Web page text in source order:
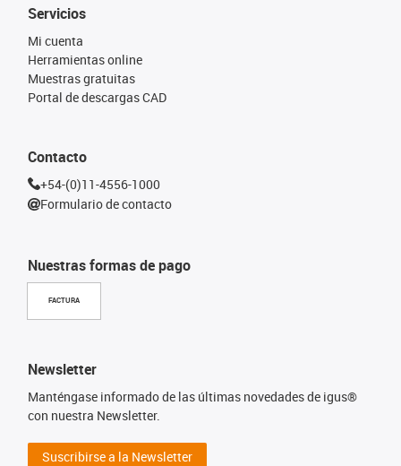
Nuestras formas de pago
FACTURA
Servicios
Mi cuenta
Herramientas online
Muestras gratuitas
Portal de descargas CAD
Contacto
+54-(0)11-4556-1000
Formulario de contacto
Newsletter
Manténgase informado de las últimas novedades de igus®
con nuestra Newsletter.
Suscribirse a la Newsletter